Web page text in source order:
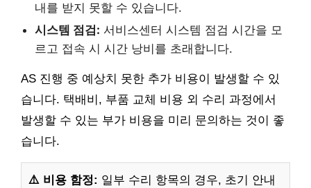
내를 받지 못할 수 있습니다.
시스템 점검: 서비스센터 시스템 점검 시간을 모
르고 접속 시 시간 낭비를 초래합니다.
AS 진행 중 예상치 못한 추가 비용이 발생할 수 있
습니다. 택배비, 부품 교체 비용 외 수리 과정에서
발생할 수 있는 부가 비용을 미리 문의하는 것이 좋
습니다.
⚠️ 비용 함정: 일부 수리 항목의 경우, 초기 안내